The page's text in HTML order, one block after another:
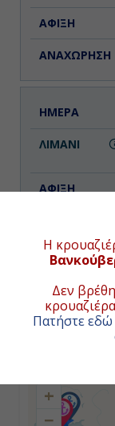
Η
Δεν
Πατήστε εδώ
ΧΑΡΤΗΣ
Συνολική
+
−